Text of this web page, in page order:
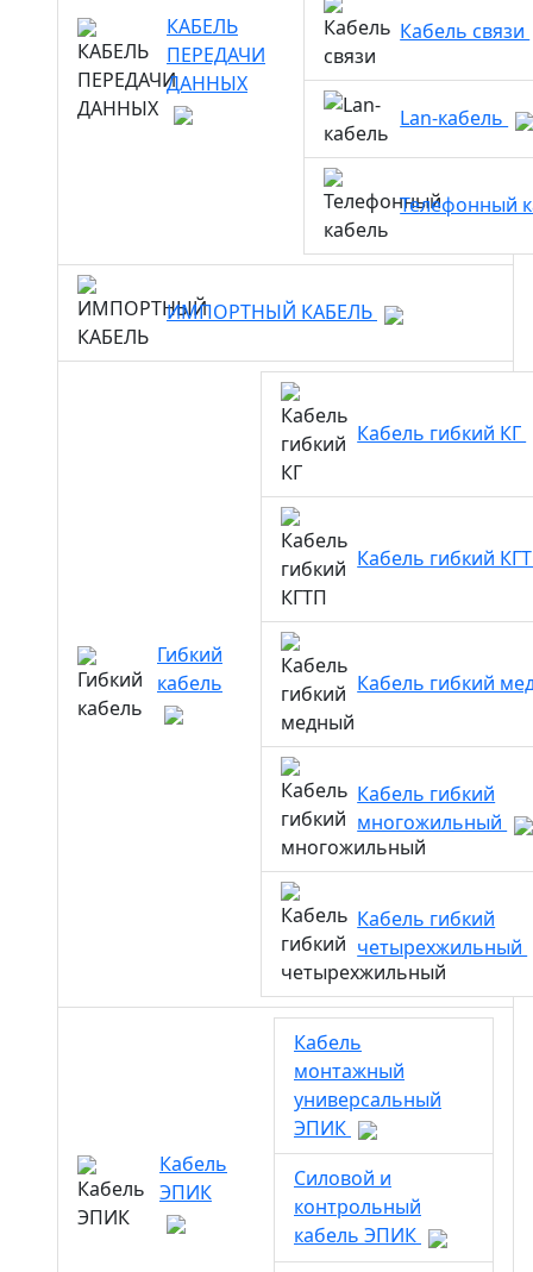
КАБЕЛЬ
ПЕРЕДАЧИ
ДАННЫХ
Кабель связи
Lan-кабель
Телефонный
ИМПОРТНЫЙ КАБЕЛЬ
Гибкий
кабель
Кабель гибкий КГ
Кабель гибкий
Кабель гибкий
Кабель гибкий
многожильный
Кабель гибкий
четырехжильный
Кабель
ЭПИК
Кабель
монтажный
универсальный
ЭПИК
Силовой и
контрольный
кабель ЭПИК